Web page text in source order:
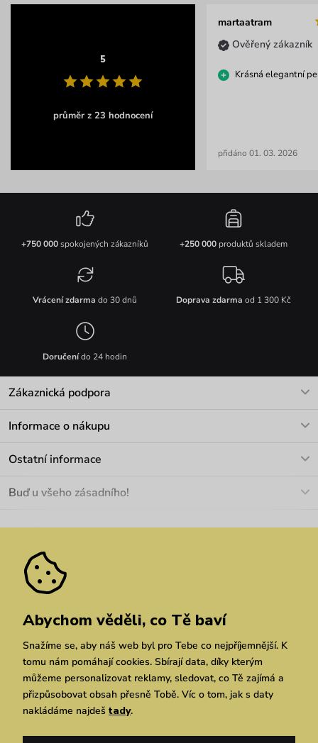
5
průměr z 23 hodnocení
martaatram
Ověřený zákazník
Krásná elegantní
přidáno 01. 03. 2026
+750 000spokojených zákazníků +250 000produktů skladem
Vrácení zdarma do 30 dnů Doprava zdarma od 1 300 Kč
Doručenído 24 hodin
Zákaznická podpora
Informace o nákupu
Materiály a údržba
Pozáruční opravy
Ostatní informace
Velkoobchod
We Care
Dárkové poukazy
Vuchlook
Prodejny
Praha Brno Chrudim
Buď u všeho zásadního!
Zásady ochrany osobních údajů
Simplia.cz
Abychom věděli, co Tě baví
Snažíme se, aby náš web byl pro Tebe co nejpříjemnější. K
tomu nám pomáhají cookies. Sbírají data, díky kterým
můžeme personalizovat reklamy, sledovat, co Tě zajímá a
přizpůsobovat obsah přesně Tobě. Víc o tom, jak s daty
nakládáme najdeš tady.